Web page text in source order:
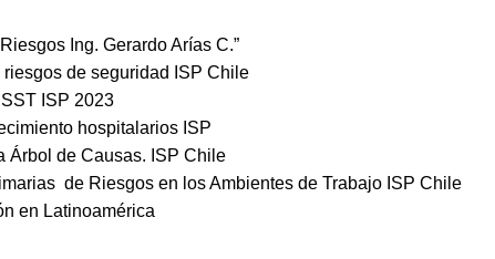
Ing. Gerardo Arías C.”
de seguridad ISP Chile
ISP 2023
hospitalarios ISP
Árbol de Causas. ISP Chile
de Riesgos en los Ambientes de Trabajo ISP Chile
en Latinoamérica